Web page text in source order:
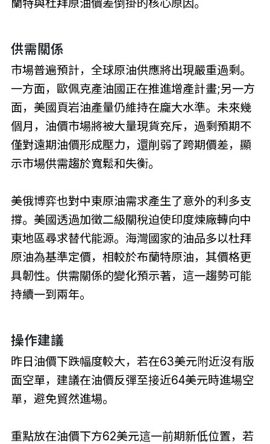
蘭特與杜拜原油價差倒掛的核心原因。
供需關係
市場普遍預計，全球原油供應將出現嚴重過剩。
一方面，歐佩克產油國正在推進增產計畫;另一方
面，美國頁岩油產量仍維持在龐大水準。未來幾
個月，油價市場將被大量現貨充斥，過剩預期不
僅對遠期油價形成壓力，還削弱了跨期價差，顯
示市場供需趨於寬鬆和失衡。
美俄博弈也對中東原油需求產生了意外的利多支
撐。美國透過加徵二級關稅迫使印度煉廠轉向中
東地區尋求替代能源。海灣國家的油品多以杜拜
原油為基準定價，相較於布蘭特原油，其價格更
具韌性。供需關係的變化預示著，這一趨勢可能
持續一到兩年。
操作建議
昨日油價下跌幅度較大，若在63美元附近沒有版
面空單，建議在油價反彈至接近64美元時進場空
單，避免貿然進場。
重點放在油價下方62美元這一前期新低位置，若